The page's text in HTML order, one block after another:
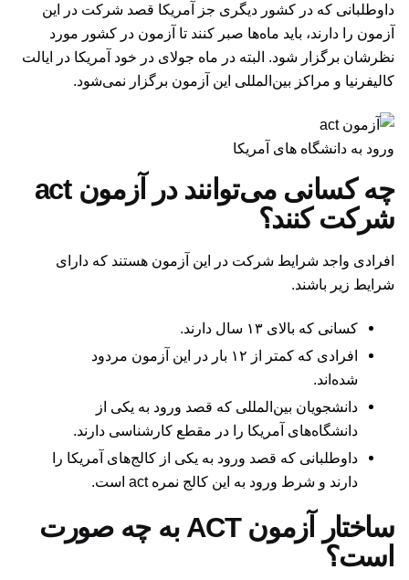
داوطلبانی که در کشور دیگری جز آمریکا قصد شرکت در این
آزمون را دارند، باید ماه‌ها صبر کنند تا آزمون در کشور مورد
نظرشان برگزار شود. البته در ماه جولای در خود آمریکا در ایالت
کالیفرنیا و مراکز بین‌المللی این آزمون برگزار نمی‌شود.
ورود به دانشگاه های آمریکا
چه کسانی می‌توانند در آزمون act
شرکت کنند؟
افرادی واجد شرایط شرکت در این آزمون هستند که دارای
شرایط زیر باشند.
کسانی که بالای ۱۳ سال دارند.
افرادی که کمتر از ۱۲ بار در این آزمون مردود
شده‌اند.
دانشجویان بین‌المللی که قصد ورود به یکی از
دانشگاه‌های آمریکا را در مقطع کارشناسی دارند.
داوطلبانی که قصد ورود به یکی از کالج‌های آمریکا را
دارند و شرط ورود به این کالج نمره act است.
ساختار آزمون ACT به چه صورت
است؟